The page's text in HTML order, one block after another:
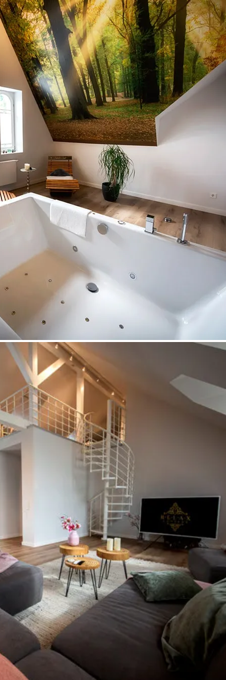
Sauna
Vrijstaand
Optische kachel
Houtkachel
Binnen bubbelbad
Laadstation e-auto's
Badkuip
Infraroodcabine
Airconditioning
Volledig omheind
Boekingsopties
Honden toegestaan
Baby welkom
Massages boekbaar
Ontbijtservice boekbaar
Reset filter
*
vergeten?
Klik hierom het opnieuw in te stellen.
mij
Herinner mij
Naar de online